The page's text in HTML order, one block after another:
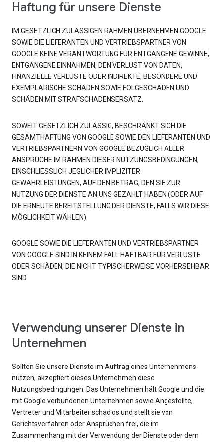
Haftung für unsere Dienste
IM GESETZLICH ZULÄSSIGEN RAHMEN ÜBERNEHMEN GOOGLE
SOWIE DIE LIEFERANTEN UND VERTRIEBSPARTNER VON
GOOGLE KEINE VERANTWORTUNG FÜR ENTGANGENE GEWINNE,
ENTGANGENE EINNAHMEN, DEN VERLUST VON DATEN,
FINANZIELLE VERLUSTE ODER INDIREKTE, BESONDERE UND
EXEMPLARISCHE SCHÄDEN SOWIE FOLGESCHÄDEN UND
SCHÄDEN MIT STRAFSCHADENSERSATZ.
SOWEIT GESETZLICH ZULÄSSIG, BESCHRÄNKT SICH DIE
GESAMTHAFTUNG VON GOOGLE SOWIE DEN LIEFERANTEN UND
VERTRIEBSPARTNERN VON GOOGLE BEZÜGLICH ALLER
ANSPRÜCHE IM RAHMEN DIESER NUTZUNGSBEDINGUNGEN,
EINSCHLIESSLICH JEGLICHER IMPLIZITER
GEWÄHRLEISTUNGEN, AUF DEN BETRAG, DEN SIE ZUR
NUTZUNG DER DIENSTE AN UNS GEZAHLT HABEN (ODER AUF
DIE ERNEUTE BEREITSTELLUNG DER DIENSTE, FALLS WIR DIESE
MÖGLICHKEIT WÄHLEN).
GOOGLE SOWIE DIE LIEFERANTEN UND VERTRIEBSPARTNER
VON GOOGLE SIND IN KEINEM FALL HAFTBAR FÜR VERLUSTE
ODER SCHÄDEN, DIE NICHT TYPISCHERWEISE VORHERSEHBAR
SIND.
Verwendung unserer Dienste in
Unternehmen
Sollten Sie unsere Dienste im Auftrag eines Unternehmens
nutzen, akzeptiert dieses Unternehmen diese
Nutzungsbedingungen. Das Unternehmen hält Google und die
mit Google verbundenen Unternehmen sowie Angestellte,
Vertreter und Mitarbeiter schadlos und stellt sie von
Gerichtsverfahren oder Ansprüchen frei, die im
Zusammenhang mit der Verwendung der Dienste oder dem